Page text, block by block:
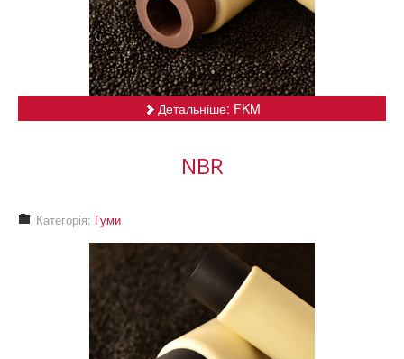
Детальніше: FKM
NBR
Категорія: Гуми